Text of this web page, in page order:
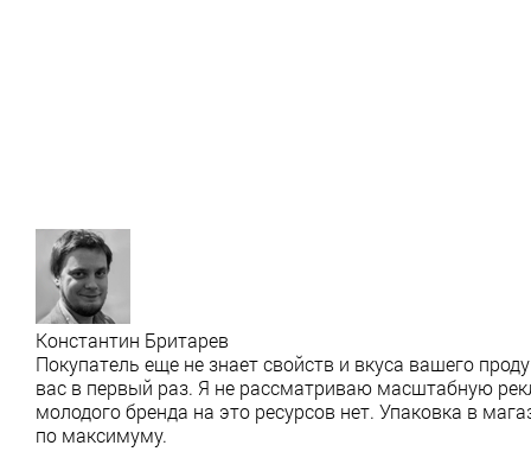
Константин Бритарев
Покупатель еще не знает свойств и вкуса вашего
вас в первый раз. Я не рассматриваю масштабную
молодого бренда на это ресурсов нет. Упаковка в
по максимуму.